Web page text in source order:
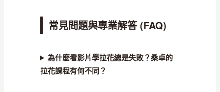
常見問題與專業解答 (FAQ)
為什麼看影片學拉花總是失敗？桑卓的
拉花課程有何不同？